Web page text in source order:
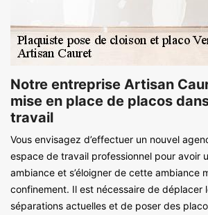
Notre entreprise Artisan
mise en place de placos
travail
Vous envisagez d’effectuer un nouvel
espace de travail professionnel pour avoir
ambiance et s’éloigner de cette ambiance
confinement. Il est nécessaire de déplacer
séparations actuelles et de poser des